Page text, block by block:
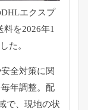
エクスプ
を2026年1
た。
全対策に関
年調整。配
で、 現地の状